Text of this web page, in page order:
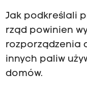
Jak podkreślali
rząd powinien
rozporządzenia
innych paliw
domów.